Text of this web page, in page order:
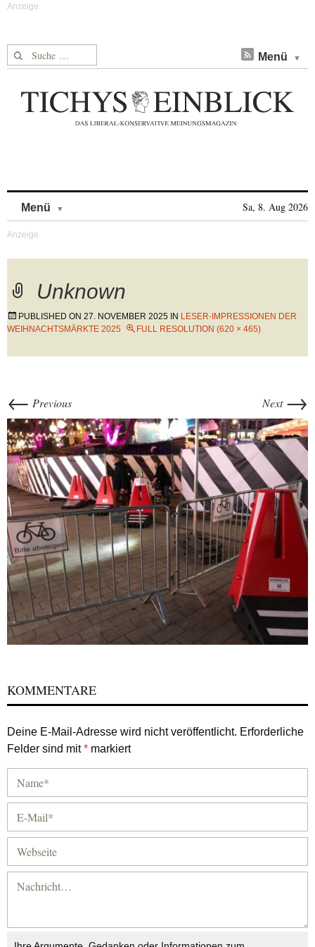
Suche nach: Menü
Menü Sa, 8. Aug 2026
Unknown
PUBLISHED ON 27. NOVEMBER 2025 IN LESER-IMPRESSIONEN DER
WEIHNACHTSMÄRKTE 2025
FULL RESOLUTION (620 × 465)
← Previous Next →
KOMMENTARE
Deine E-Mail-Adresse wird nicht veröffentlicht. Erforderliche
Felder sind mit* markiert